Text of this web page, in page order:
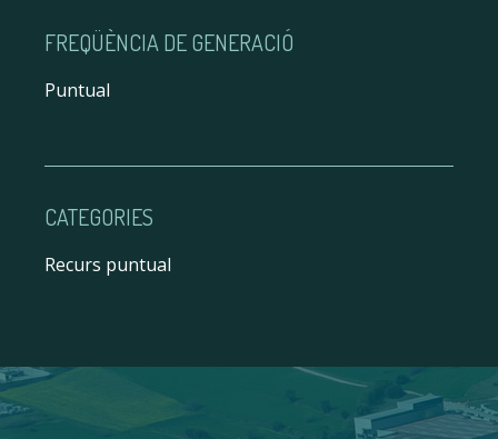
FREQÜÈNCIA DE GENERACIÓ
Puntual
CATEGORIES
Recurs puntual